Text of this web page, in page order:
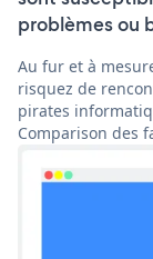
problèmes ou
Au fur et à
risquez de
pirates
Comparison des